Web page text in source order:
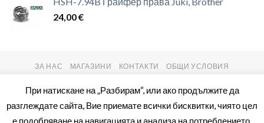
24,00€
ЗА НАС МАГАЗИНИ КОНТАКТИ ОБЩИ УСЛОВИЯ
При натискане на „Разбирам“, или ако продължите да
разглеждате сайта, Вие приемате всички бисквитки, чиято цел
е подобряване на навигацията и анализа на потреблението.